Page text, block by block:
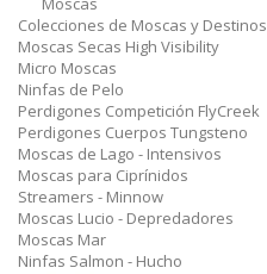
Colecciones de Moscas y Destinos
Moscas Secas High Visibility
Micro Moscas
Ninfas de Pelo
Perdigones Competición FlyCreek
Perdigones Cuerpos Tungsteno
Moscas de Lago - Intensivos
Moscas para Ciprínidos
Streamers - Minnow
Moscas Lucio - Depredadores
Moscas Mar
Ninfas Salmon - Hucho